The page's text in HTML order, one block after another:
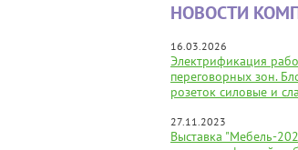
НОВОСТИ
16.03.2026
Электрификация
переговорных зон.
розеток силовые и
27.11.2023
Выставка "Мебель-